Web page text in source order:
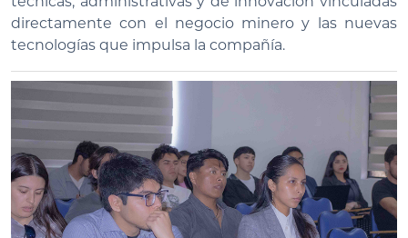
directamente con el negocio minero y las nuevas
tecnologías que impulsa la compañía.